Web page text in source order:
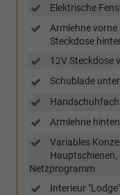
Elektrische
Armlehne
Steckdose
12V Steckdose
Schublade
Armlehne
Variables
Hauptschienen,
Netzprogramm
Interieur